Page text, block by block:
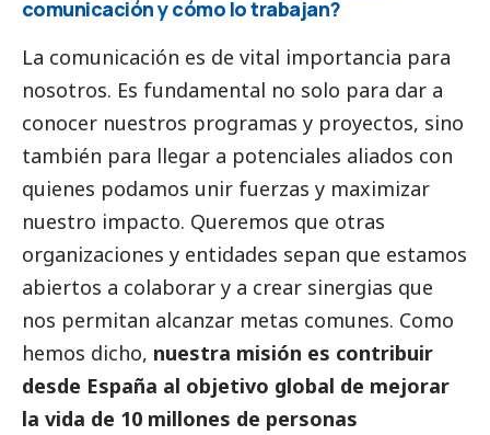
comunicación y cómo lo trabajan?
La comunicación es de vital importancia para
nosotros. Es fundamental no solo para dar a
conocer nuestros programas y proyectos, sino
también para llegar a potenciales aliados con
quienes podamos unir fuerzas y maximizar
nuestro impacto. Queremos que otras
organizaciones y entidades sepan que estamos
abiertos a colaborar y a crear sinergias que
nos permitan alcanzar metas comunes. Como
hemos dicho, nuestra misión es contribuir
desde España al objetivo global de mejorar
la vida de 10 millones de personas